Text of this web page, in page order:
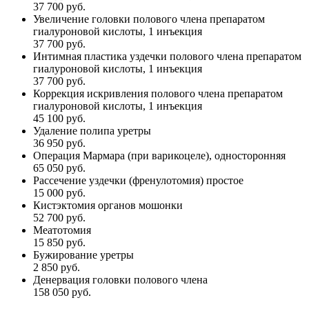
37 700 руб.
Увеличение головки полового члена препаратом
гиалуроновой кислоты, 1 инъекция
37 700 руб.
Интимная пластика уздечки полового члена препаратом
гиалуроновой кислоты, 1 инъекция
37 700 руб.
Коррекция искривления полового члена препаратом
гиалуроновой кислоты, 1 инъекция
45 100 руб.
Удаление полипа уретры
36 950 руб.
Операция Мармара (при варикоцеле), односторонняя
65 050 руб.
Рассечение уздечки (френулотомия) простое
15 000 руб.
Кистэктомия органов мошонки
52 700 руб.
Меатотомия
15 850 руб.
Бужирование уретры
2 850 руб.
Денервация головки полового члена
158 050 руб.